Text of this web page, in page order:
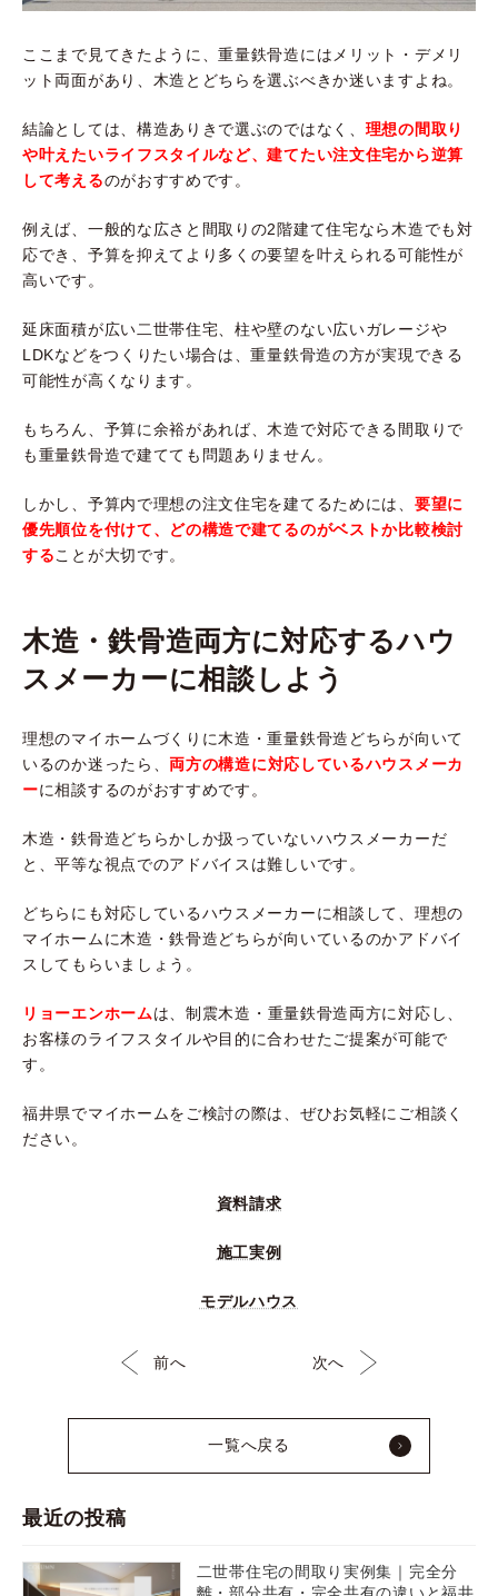
ここまで見てきたように、重量鉄骨造にはメリット・デメリ
ット両面があり、木造とどちらを選ぶべきか迷いますよね。
結論としては、構造ありきで選ぶのではなく、 理想の間取り
や叶えたいライフスタイルなど、建てたい注文住宅から逆算
して考えるのがおすすめです。
例えば、一般的な広さと間取りの2階建て住宅なら木造でも対
応でき、予算を抑えてより多くの要望を叶えられる可能性が
高いです。
延床面積が広い二世帯住宅、柱や壁のない広いガレージや
LDKなどをつくりたい場合は、重量鉄骨造の方が実現できる
可能性が高くなります。
もちろん、予算に余裕があれば、木造で対応できる間取りで
も重量鉄骨造で建てても問題ありません。
しかし、予算内で理想の注文住宅を建てるためには、 要望に
優先順位を付けて、どの構造で建てるのがベストか比較検討
することが大切です。
木造・鉄骨造両方に対応するハウ
スメーカーに相談しよう
理想のマイホームづくりに木造・重量鉄骨造どちらが向いて
いるのか迷ったら、 両方の構造に対応しているハウスメーカ
ーに相談するのがおすすめです。
木造・鉄骨造どちらかしか扱っていないハウスメーカーだ
と、平等な視点でのアドバイスは難しいです。
どちらにも対応しているハウスメーカーに相談して、理想の
マイホームに木造・鉄骨造どちらが向いているのかアドバイ
スしてもらいましょう。
リョーエンホームは、制震木造・重量鉄骨造両方に対応し、
お客様のライフスタイルや目的に合わせたご提案が可能で
す。
福井県でマイホームをご検討の際は、ぜひお気軽にご相談く
ださい。
資料請求
施工実例
モデルハウス
前へ
一覧へ戻る
次へ
最近の投稿
二世帯住宅の間取り実例集｜完全分
離・部分共有・完全共有の違いと福井